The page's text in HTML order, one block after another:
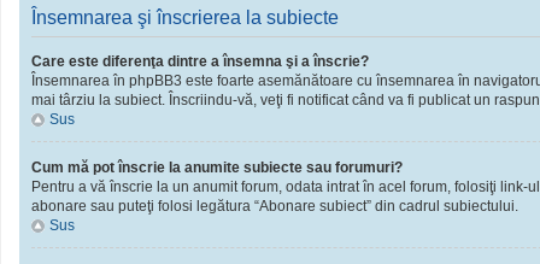
Însemnarea şi înscrierea la subiecte
Care este diferenţa dintre a însemna şi a înscrie?
Însemnarea în phpBB3 este foarte asemănătoare cu însemnarea în
mai târziu la subiect. Înscriindu-vă, veţi fi notificat când va fi publicat un
Sus
Cum mă pot înscrie la anumite subiecte sau forumuri?
Pentru a vă înscrie la un anumit forum, odata intrat în acel forum, folosiţi
abonare sau puteţi folosi legătura “Abonare subiect” din cadrul subiectului.
Sus